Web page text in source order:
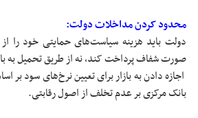
محدود کردن مداخلات دولت:
دولت باید هزینه سیاست‌های حمایتی خود را
صورت شفاف پرداخت کند، نه از طریق تحمیل به
اجازه دادن به بازار برای تعیین نرخ‌های سود بر
بانک مرکزی بر عدم تخلف از اصول رقابتی.